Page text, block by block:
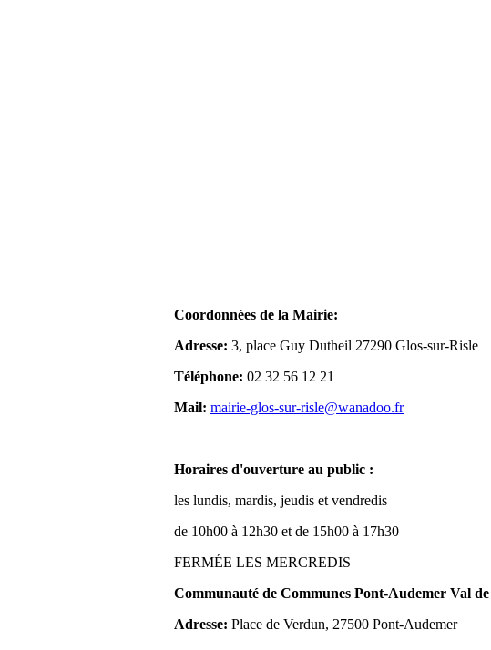
Coordonnées de la Mairie:
Adresse: 3, place Guy Dutheil 27290 Glos-sur-Risle
Téléphone: 02 32 56 12 21
Mail: mairie-glos-sur-risle@wanadoo.fr
Horaires d'ouverture au public :
les lundis, mardis, jeudis et vendredis
de 10h00 à 12h30 et de 15h00 à 17h30
FERMÉE LES MERCREDIS
Communauté de Communes Pont-Audemer Val
Adresse: Place de Verdun, 27500 Pont-Audemer